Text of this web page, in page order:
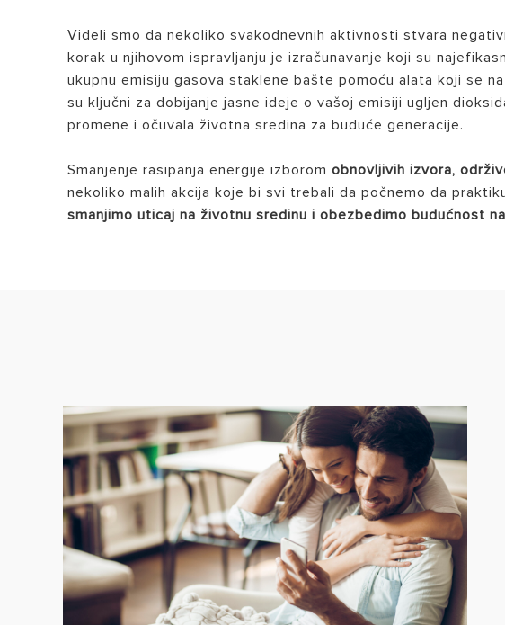
Videli smo da nekoliko svakodnevnih aktivnosti stvara
korak u njihovom ispravljanju je izračunavanje koji su
ukupnu emisiju gasova staklene bašte pomoću alata koji se
su ključni za dobijanje jasne ideje o vašoj emisiji ugljen
promene i očuvala životna sredina za buduće generacije.
Smanjenje rasipanja energije izboromobnovljivih izvora,
nekoliko malih akcija koje bi svi trebali da počnemo da
smanjimo uticaj na životnu sredinu i obezbedimo budućnost